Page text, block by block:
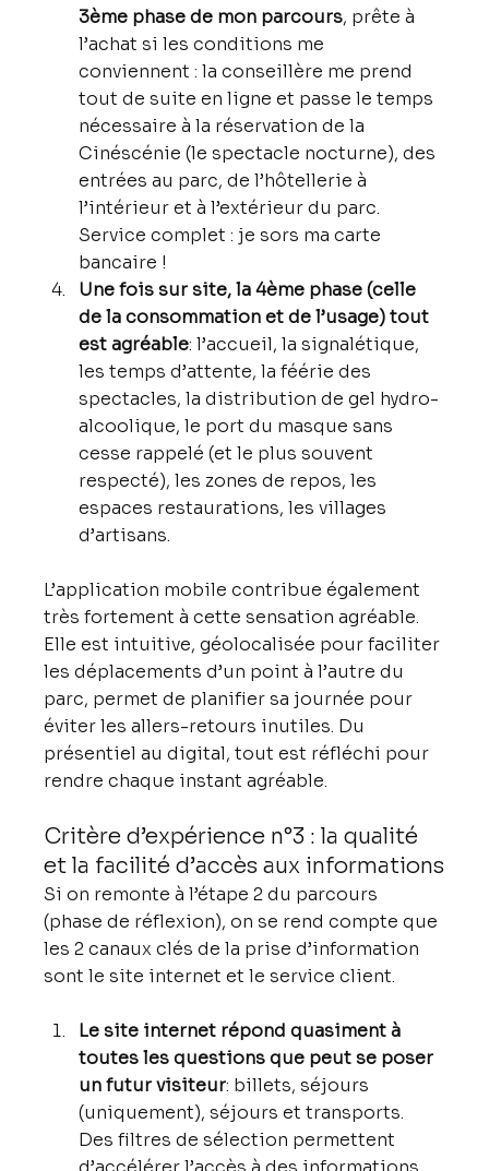
3ème phase de mon parcours, prête à
l’achat si les conditions me
conviennent : la conseillère me prend
tout de suite en ligne et passe le temps
nécessaire à la réservation de la
Cinéscénie (le spectacle nocturne), des
entrées au parc, de l’hôtellerie à
l’intérieur et à l’extérieur du parc.
Service complet : je sors ma carte
bancaire !
Une fois sur site, la 4ème phase (celle
de la consommation et de l’usage) tout
est agréable: l’accueil, la signalétique,
les temps d’attente, la féérie des
spectacles, la distribution de gel hydro-
alcoolique, le port du masque sans
cesse rappelé (et le plus souvent
respecté), les zones de repos, les
espaces restaurations, les villages
d’artisans.
L’application mobile contribue également
très fortement à cette sensation agréable.
Elle est intuitive, géolocalisée pour faciliter
les déplacements d’un point à l’autre du
parc, permet de planifier sa journée pour
éviter les allers-retours inutiles. Du
présentiel au digital, tout est réfléchi pour
rendre chaque instant agréable.
Critère d’expérience n°3 : la qualité
et la facilité d’accès aux informations
Si on remonte à l’étape 2 du parcours
(phase de réflexion), on se rend compte que
les 2 canaux clés de la prise d’information
sont le site internet et le service client.
Le site internet répond quasiment à
toutes les questions que peut se poser
un futur visiteur: billets, séjours
(uniquement), séjours et transports.
Des filtres de sélection permettent